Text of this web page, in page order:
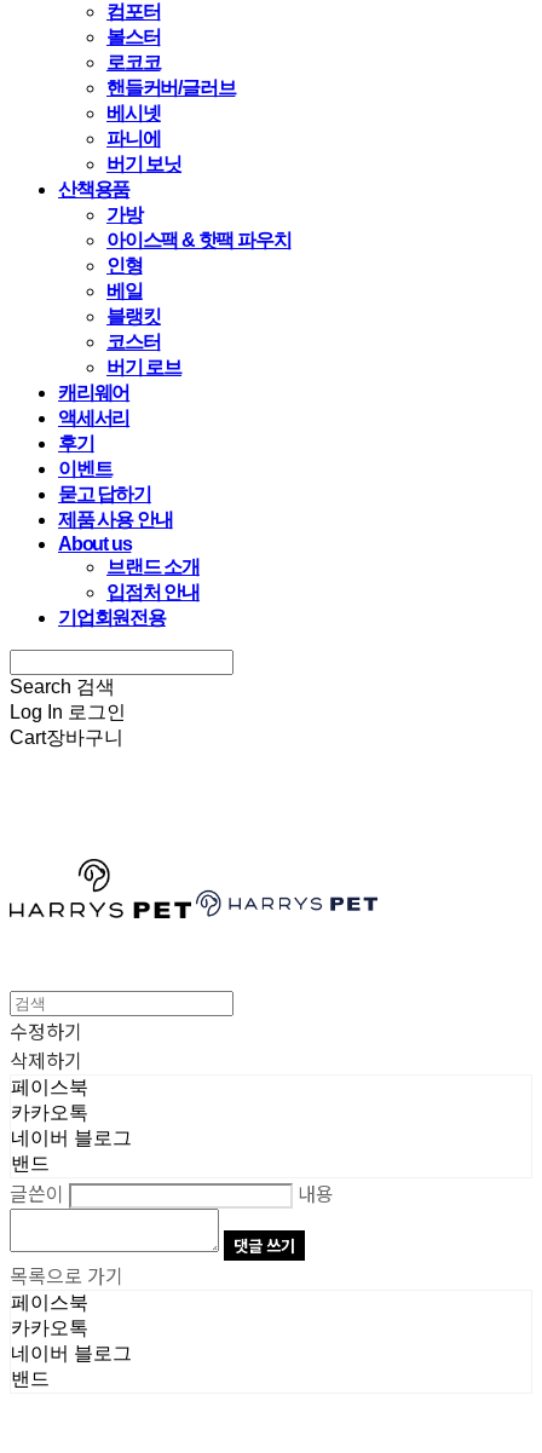
컴포터
볼스터
로코코
핸들커버/글러브
베시넷
파니에
버기 보닛
산책용품
가방
아이스팩 & 핫팩 파우치
인형
베일
블랭킷
코스터
버기 로브
캐리웨어
액세서리
후기
이벤트
묻고 답하기
제품 사용 안내
About us
브랜드 소개
입점처 안내
기업회원전용
Search 검색
Log In 로그인
Cart장바구니
수정하기
삭제하기
페이스북
카카오톡
네이버 블로그
밴드
글쓴이 내용
댓글 쓰기
목록으로 가기
페이스북
카카오톡
네이버 블로그
밴드